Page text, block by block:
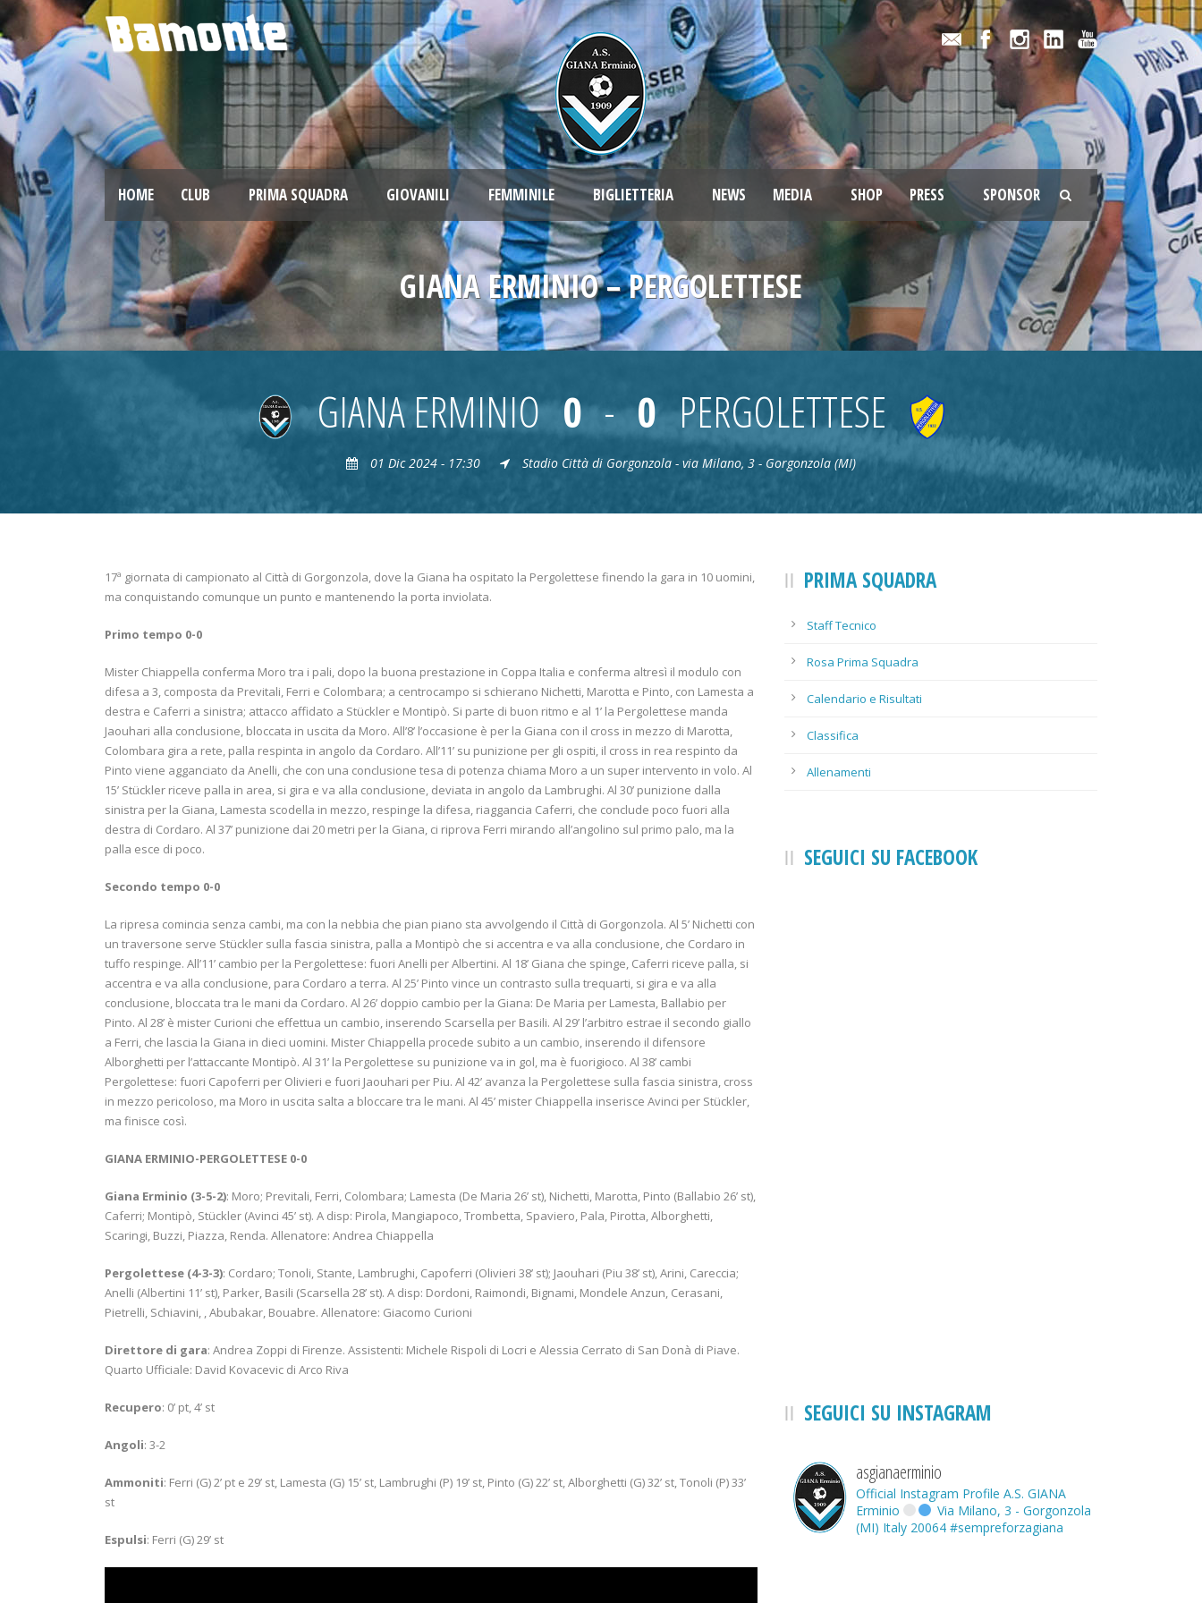
HOME CLUB PRIMA SQUADRA GIOVANILI FEMMINILE BIGLIETTERIA NEWS MEDIA SHOP PRESS SPONSOR
GIANA ERMINIO – PERGOLETTESE
GIANA ERMINIO 0 - 0 PERGOLETTESE
01 Dic 2024 - 17:30 Stadio Città di Gorgonzola - via Milano, 3 - Gorgonzola (MI)
17ª giornata di campionato al Città di Gorgonzola, dove la Giana ha ospitato la Pergolettese finendo la gara in 10 uomini,
ma conquistando comunque un punto e mantenendo la porta inviolata.
Primo tempo 0-0
Mister Chiappella conferma Moro tra i pali, dopo la buona prestazione in Coppa Italia e conferma altresì il modulo con
difesa a 3, composta da Previtali, Ferri e Colombara; a centrocampo si schierano Nichetti, Marotta e Pinto, con Lamesta a
destra e Caferri a sinistra; attacco affidato a Stückler e Montipò. Si parte di buon ritmo e al 1’ la Pergolettese manda
Jaouhari alla conclusione, bloccata in uscita da Moro. All’8’ l’occasione è per la Giana con il cross in mezzo di Marotta,
Colombara gira a rete, palla respinta in angolo da Cordaro. All’11’ su punizione per gli ospiti, il cross in rea respinto da
Pinto viene agganciato da Anelli, che con una conclusione tesa di potenza chiama Moro a un super intervento in volo. Al
15’ Stückler riceve palla in area, si gira e va alla conclusione, deviata in angolo da Lambrughi. Al 30’ punizione dalla
sinistra per la Giana, Lamesta scodella in mezzo, respinge la difesa, riaggancia Caferri, che conclude poco fuori alla
destra di Cordaro. Al 37’ punizione dai 20 metri per la Giana, ci riprova Ferri mirando all’angolino sul primo palo, ma la
palla esce di poco.
Secondo tempo 0-0
La ripresa comincia senza cambi, ma con la nebbia che pian piano sta avvolgendo il Città di Gorgonzola. Al 5’ Nichetti con
un traversone serve Stückler sulla fascia sinistra, palla a Montipò che si accentra e va alla conclusione, che Cordaro in
tuffo respinge. All’11’ cambio per la Pergolettese: fuori Anelli per Albertini. Al 18’ Giana che spinge, Caferri riceve palla, si
accentra e va alla conclusione, para Cordaro a terra. Al 25’ Pinto vince un contrasto sulla trequarti, si gira e va alla
conclusione, bloccata tra le mani da Cordaro. Al 26’ doppio cambio per la Giana: De Maria per Lamesta, Ballabio per
Pinto. Al 28’ è mister Curioni che effettua un cambio, inserendo Scarsella per Basili. Al 29’ l’arbitro estrae il secondo giallo
a Ferri, che lascia la Giana in dieci uomini. Mister Chiappella procede subito a un cambio, inserendo il difensore
Alborghetti per l’attaccante Montipò. Al 31’ la Pergolettese su punizione va in gol, ma è fuorigioco. Al 38’ cambi
Pergolettese: fuori Capoferri per Olivieri e fuori Jaouhari per Piu. Al 42’ avanza la Pergolettese sulla fascia sinistra, cross
in mezzo pericoloso, ma Moro in uscita salta a bloccare tra le mani. Al 45’ mister Chiappella inserisce Avinci per Stückler,
ma finisce così.
GIANA ERMINIO-PERGOLETTESE 0-0
Giana Erminio (3-5-2): Moro; Previtali, Ferri, Colombara; Lamesta (De Maria 26’ st), Nichetti, Marotta, Pinto (Ballabio 26’ st),
Caferri; Montipò, Stückler (Avinci 45’ st). A disp: Pirola, Mangiapoco, Trombetta, Spaviero, Pala, Pirotta, Alborghetti,
Scaringi, Buzzi, Piazza, Renda. Allenatore: Andrea Chiappella
Pergolettese (4-3-3): Cordaro; Tonoli, Stante, Lambrughi, Capoferri (Olivieri 38’ st); Jaouhari (Piu 38’ st), Arini, Careccia;
Anelli (Albertini 11’ st), Parker, Basili (Scarsella 28’ st). A disp: Dordoni, Raimondi, Bignami, Mondele Anzun, Cerasani,
Pietrelli, Schiavini, , Abubakar, Bouabre. Allenatore: Giacomo Curioni
Direttore di gara: Andrea Zoppi di Firenze. Assistenti: Michele Rispoli di Locri e Alessia Cerrato di San Donà di Piave.
Quarto Ufficiale: David Kovacevic di Arco Riva
Recupero: 0’ pt, 4’ st
Angoli: 3-2
Ammoniti: Ferri (G) 2’ pt e 29’ st, Lamesta (G) 15’ st, Lambrughi (P) 19’ st, Pinto (G) 22’ st, Alborghetti (G) 32’ st, Tonoli (P) 33’
st
Espulsi: Ferri (G) 29’ st
PRIMA SQUADRA
Staff Tecnico
Rosa Prima Squadra
Calendario e Risultati
Classifica
Allenamenti
SEGUICI SU FACEBOOK
SEGUICI SU INSTAGRAM
asgianaerminio
Official Instagram Profile A.S. GIANA
Erminio
Via Milano, 3 - Gorgonzola
(MI) Italy 20064 #sempreforzagiana